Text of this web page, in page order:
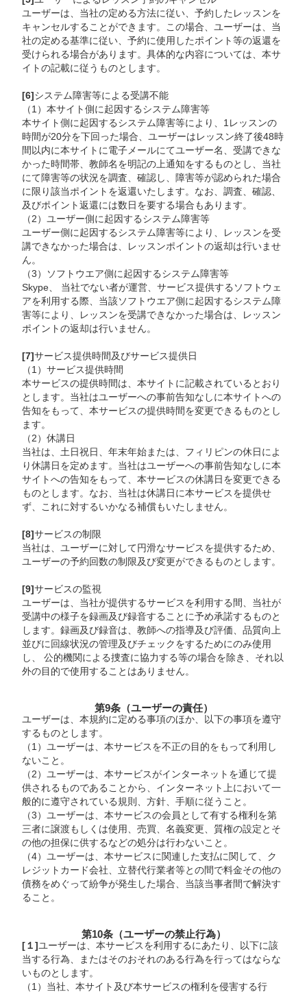
ユーザーは、当社の定める方法に従い、予約したレッスンを
キャンセルすることができます。この場合、ユーザーは、当
社の定める基準に従い、予約に使用したポイント等の返還を
受けられる場合があります。具体的な内容については、本サ
イトの記載に従うものとします。
[6] システム障害等による受講不能
（1）本サイト側に起因するシステム障害等
本サイト側に起因するシステム障害等により、1レッスンの
時間が20分を下回った場合、ユーザーはレッスン終了後48時
間以内に本サイトに電子メールにてユーザー名、受講できな
かった時間帯、教師名を明記の上通知をするものとし、当社
にて障害等の状況を調査、確認し、障害等が認められた場合
に限り該当ポイントを返還いたします。なお、調査、確認、
及びポイント返還には数日を要する場合もあります。
（2）ユーザー側に起因するシステム障害等
ユーザー側に起因するシステム障害等により、レッスンを受
講できなかった場合は、レッスンポイントの返却は行いませ
ん。
（3）ソフトウエア側に起因するシステム障害等
Skype、 当社でない者が運営、サービス提供するソフトウェ
アを利用する際、当該ソフトウエア側に起因するシステム障
害等により、レッスンを受講できなかった場合は、レッスン
ポイントの返却は行いません。
[7]サービス提供時間及びサービス提供日
（1）サービス提供時間
本サービスの提供時間は、本サイトに記載されているとおり
とします。当社はユーザーへの事前告知なしに本サイトへの
告知をもって、本サービスの提供時間を変更できるものとし
ます。
（2）休講日
当社は、土日祝日、年末年始または、フィリピンの休日によ
り休講日を定めます。当社はユーザーへの事前告知なしに本
サイトへの告知をもって、本サービスの休講日を変更できる
ものとします。なお、当社は休講日に本サービスを提供せ
ず、これに対するいかなる補償もいたしません。
[8]サービスの制限
当社は、ユーザーに対して円滑なサービスを提供するため、
ユーザーの予約回数の制限及び変更ができるものとします。
[9]サービスの監視
ユーザーは、当社が提供するサービスを利用する間、当社が
受講中の様子を録画及び録音することに予め承諾するものと
します。録画及び録音は、教師への指導及び評価、品質向上
並びに回線状況の管理及びチェックをするためにのみ使用
し、 公的機関による捜査に協力する等の場合を除き、それ以
外の目的で使用することはありません。
第9条（ユーザーの責任）
ユーザーは、本規約に定める事項のほか、以下の事項を遵守
するものとします。
（1）ユーザーは、本サービスを不正の目的をもって利用し
ないこと。
（2）ユーザーは、本サービスがインターネットを通じて提
供されるものであることから、インターネット上において一
般的に遵守されている規則、方針、手順に従うこと。
（3）ユーザーは、本サービスの会員として有する権利を第
三者に譲渡もしくは使用、売買、名義変更、質権の設定とそ
の他の担保に供するなどの処分は行わないこと。
（4）ユーザーは、本サービスに関連した支払に関して、ク
レジットカード会社、立替代行業者等との間で料金その他の
債務をめぐって紛争が発生した場合、当該当事者間で解決す
ること。
第10条（ユーザーの禁止行為）
[１]ユーザーは、本サービスを利用するにあたり、以下に該
当する行為、またはそのおそれのある行為を行ってはならな
いものとします。
（1）当社、本サイト及び本サービスの権利を侵害する行